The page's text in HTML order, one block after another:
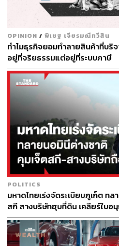
ส่วนทำไมไทยยังต้องส่งออกน้ำมั
ดนุชาได้ให้คำตอบที่สะท้อนถึง ก
ระดับภูมิภาค ว่า “ไทยจำกัดการ
นมาเท่านั้น ส่วนสาเหตุที่ต้องส่งไ
ความผูกพันในเรื่องพลังงานไฟฟ้า
นมาส่งไป 3 แสนกว่าลิตร เนื่องจ
ขุดเจาะก๊าซธรรมชาติ และจะถู
เพื่อผลิตพลังงานไฟฟ้าให้กับภาค
ไม่เพียงเร่งการผลิต เพื่อทำให้มี
ขึ้น ก่อนหน้านี้ พิพัฒน์ รัชกิจประ
รัฐมนตรีว่าการกระทรวงคมนา
ศบก. เปิดเผยว่า นายกรัฐมนตรีมี
น้ำมันสำรองที่เดิมจะต้องเพิ่มขึ้น
ตามเดิม เพื่อนำน้ำมันสำรองส่ว
ต่อความต้องการ
“ภายในสัปดาห์นี้ พวกเราคงจะไ
ที่บอกว่าไม่มีน้ำมันขาย ทางโรง
กลั่นให้ได้ที่ 100% บางโรงกลั่นก็
OPINION / พิเชฐ เจียรมณีทวีสิน
ทำไมธุรกิจยอมทำลายสินค้าที่บริ
อยู่ที่จริยธรรมแต่อยู่ที่ระบบภาษี
POLITICS
มหาดไทยเร่งจัดระเบียบภูเก็ต ท
สกี สางบริษัทฮุบที่ดิน เคลียร์ใบอ